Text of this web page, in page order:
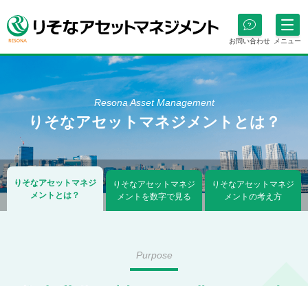
お問い合わせ メニュー
Resona Asset Management
りそなアセットマネジメントとは？
りそなアセットマネジ
メントとは？
りそなアセットマネジ
メントを数字で見る
りそなアセットマネジ
メントの考え方
Purpose